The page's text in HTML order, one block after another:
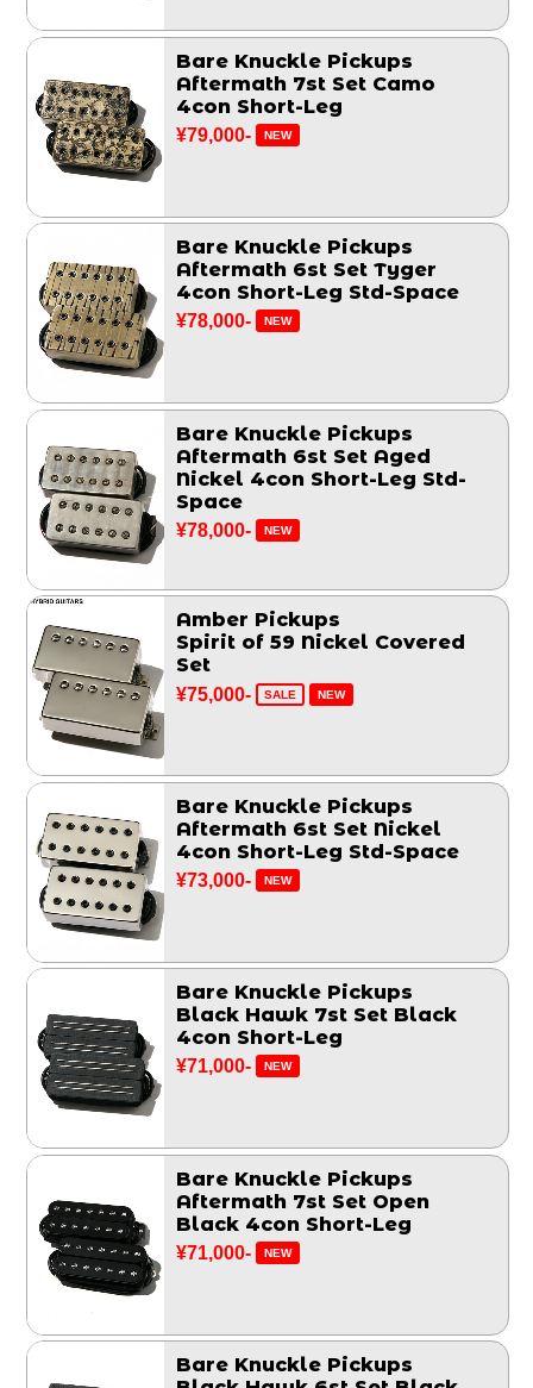
Bare Knuckle Pickups
Aftermath 7st Set Camo
4con Short-Leg
¥79,000- NEW
Bare Knuckle Pickups
Aftermath 6st Set Tyger
4con Short-Leg Std-Space
¥78,000- NEW
Bare Knuckle Pickups
Aftermath 6st Set Aged
Nickel 4con Short-Leg Std-
Space
¥78,000- NEW
Amber Pickups
Spirit of 59 Nickel Covered
Set
¥75,000- SALE NEW
Bare Knuckle Pickups
Aftermath 6st Set Nickel
4con Short-Leg Std-Space
¥73,000- NEW
Bare Knuckle Pickups
Black Hawk 7st Set Black
4con Short-Leg
¥71,000- NEW
Bare Knuckle Pickups
Aftermath 7st Set Open
Black 4con Short-Leg
¥71,000- NEW
Bare Knuckle Pickups